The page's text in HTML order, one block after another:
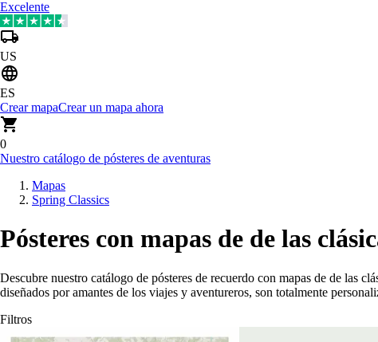
Excelente
US
ES
Crear mapaCrear un mapa ahora
0
Nuestro catálogo de pósteres de aventuras
Mapas
Spring Classics
Pósteres con mapas de de las
Descubre nuestro catálogo de pósteres de recuerdo con mapas de de las
diseñados por amantes de los viajes y aventureros, son totalmente
Filtros